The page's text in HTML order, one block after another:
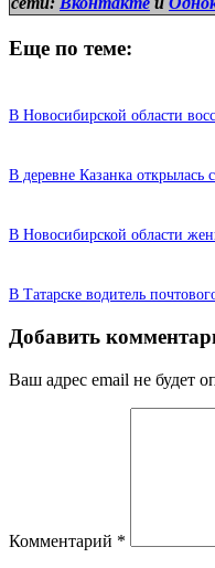
Еще по теме:
В Новосибирской области
В деревне Казанка
В Новосибирской области
В Татарске водитель
Добавить
Ваш адрес email не будет
Комментарий *